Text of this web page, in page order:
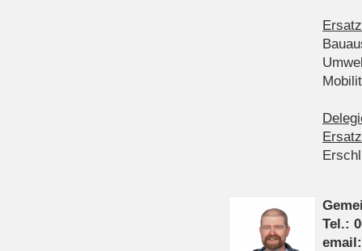
Tel.: